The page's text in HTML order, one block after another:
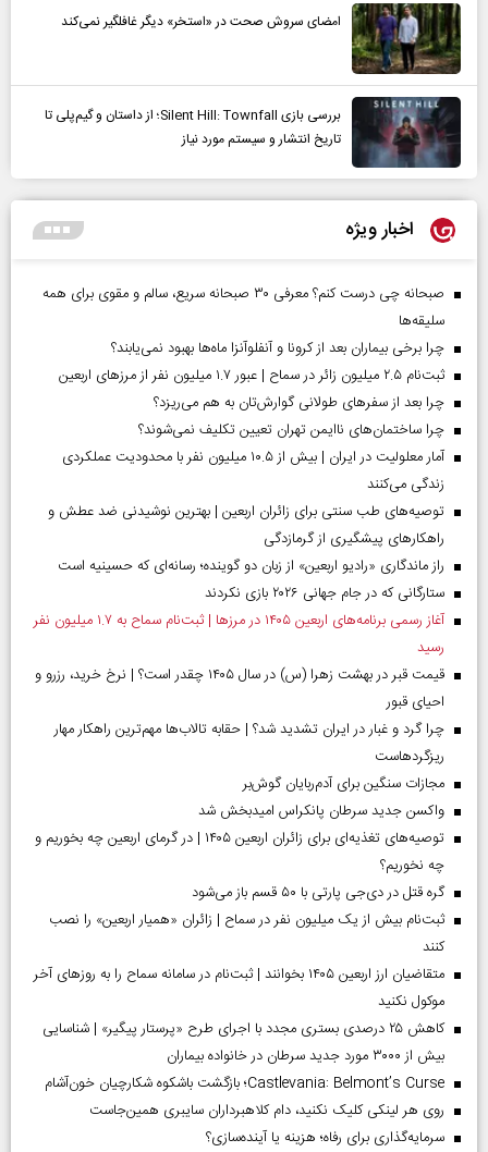
امضای سروش صحت در «استخر» دیگر غافلگیر نمی‌کند
بررسی بازی Silent Hill: Townfall؛ از داستان و گیم‌پلی تا
تاریخ انتشار و سیستم مورد نیاز
اخبار ویژه
صبحانه چی درست کنم؟ معرفی ۳۰ صبحانه سریع، سالم و مقوی برای همه
سلیقه‌ها
چرا برخی بیماران بعد از کرونا و آنفلوآنزا ماه‌ها بهبود نمی‌یابند؟
ثبت‌نام ۲.۵ میلیون زائر در سماح | عبور ۱.۷ میلیون نفر از مرز‌های اربعین
چرا بعد از سفرهای طولانی گوارش‌تان به هم می‌ریزد؟
چرا ساختمان‌های ناایمن تهران تعیین تکلیف نمی‌شوند؟
آمار معلولیت در ایران | بیش از ۱۰.۵ میلیون نفر با محدودیت عملکردی
زندگی می‌کنند
توصیه‌های طب سنتی برای زائران اربعین | بهترین نوشیدنی ضد عطش و
راهکارهای پیشگیری از گرمازدگی
راز ماندگاری «رادیو اربعین» از زبان دو گوینده؛ رسانه‌ای که حسینیه است
ستارگانی که در جام جهانی ۲۰۲۶ بازی نکردند
آغاز رسمی برنامه‌های اربعین ۱۴۰۵ در مرز‌ها | ثبت‌نام سماح به ۱.۷ میلیون نفر
رسید
قیمت قبر در بهشت زهرا (س) در سال ۱۴۰۵ چقدر است؟ | نرخ خرید، رزرو و
احیای قبور
چرا گرد و غبار در ایران تشدید شد؟ | حقابه تالاب‌ها مهم‌ترین راهکار مهار
ریزگردهاست
مجازات سنگین برای آدم‌ربایان گوش‌بر
واکسن جدید سرطان پانکراس امیدبخش شد
توصیه‌های تغذیه‌ای برای زائران اربعین ۱۴۰۵ | در گرمای اربعین چه بخوریم و
چه نخوریم؟
گره قتل در دی‌جی پارتی با ۵۰ قسم باز می‌شود
ثبت‌نام بیش از یک میلیون نفر در سماح | زائران «همیار اربعین» را نصب
کنند
متقاضیان ارز اربعین ۱۴۰۵ بخوانند | ثبت‌نام در سامانه سماح را به روز‌های آخر
موکول نکنید
کاهش ۲۵ درصدی بستری مجدد با اجرای طرح «پرستار پیگیر» | شناسایی
بیش از ۳۰۰۰ مورد جدید سرطان در خانواده بیماران
Castlevania: Belmont’s Curse؛ بازگشت باشکوه شکارچیان خون‌آشام
روی هر لینکی کلیک نکنید، دام کلاهبرداران سایبری همین‌جاست
سرمایه‌گذاری برای رفاه؛ هزینه یا آینده‌سازی؟